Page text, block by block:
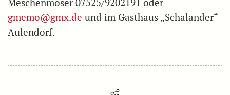
gmemo@gmx.de und im Gasthaus „Schalander“
Aulendorf.